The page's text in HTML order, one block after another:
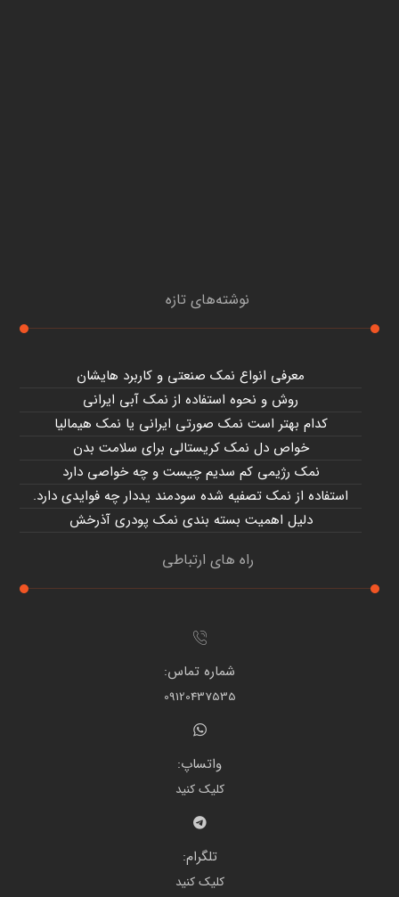
نوشته‌های تازه
معرفی انواع نمک صنعتی و کاربرد هایشان
روش و نحوه استفاده از نمک آبی ایرانی
کدام بهتر است نمک صورتی ایرانی یا نمک هیمالیا
خواص دل نمک کریستالی برای سلامت بدن
نمک رژیمی کم سدیم چیست و چه خواصی دارد
استفاده از نمک تصفیه شده سودمند یددار چه فوایدی دارد.
دلیل اهمیت بسته بندی نمک پودری آذرخش
راه های ارتباطی
شماره تماس:
09120437535
واتساپ:
کلیک کنید
تلگرام:
کلیک کنید